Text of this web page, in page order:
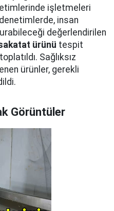
işletmeleri
insan
değerlendirilen
ürünü tespit
Sağlıksız
ürünler, gerekli
Görüntüler